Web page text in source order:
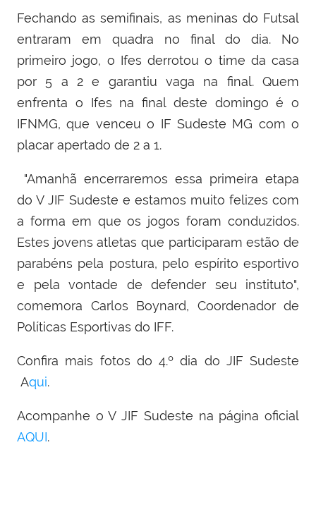
Fechando as semifinais, as meninas do Futsal
entraram em quadra no final do dia. No
primeiro jogo, o Ifes derrotou o time da casa
por 5 a 2 e garantiu vaga na final. Quem
enfrenta o Ifes na final deste domingo é o
IFNMG, que venceu o IF Sudeste MG com o
placar apertado de 2 a 1.
"Amanhã encerraremos essa primeira etapa
do V JIF Sudeste e estamos muito felizes com
a forma em que os jogos foram conduzidos.
Estes jovens atletas que participaram estão de
parabéns pela postura, pelo espírito esportivo
e pela vontade de defender seu instituto",
comemora Carlos Boynard, Coordenador de
Políticas Esportivas do IFF.
Confira mais fotos do 4.º dia do JIF Sudeste
Aqui.
Acompanhe o V JIF Sudeste na página oficial
AQUI.